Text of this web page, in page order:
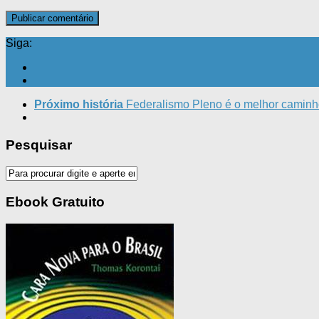
Siga:
Próximo história Federalismo Pleno é o melhor
Pesquisar
Ebook Gratuito